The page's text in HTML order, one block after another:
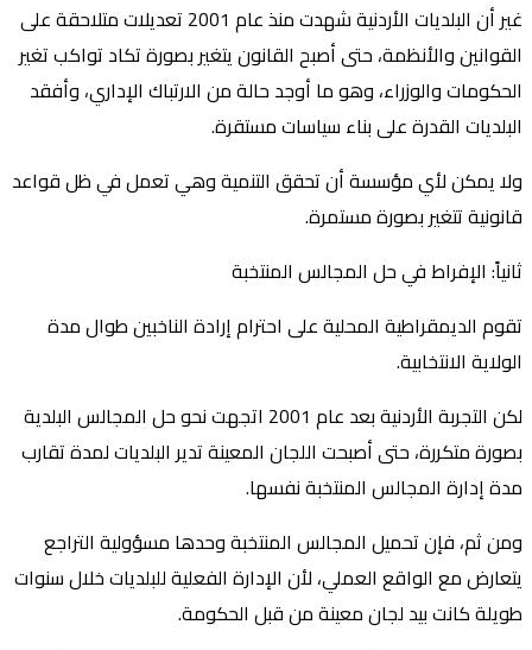
غير أن البلديات الأردنية شهدت منذ عام 2001 تعديلات متلاحقة على
القوانين والأنظمة، حتى أصبح القانون يتغير بصورة تكاد تواكب تغير
الحكومات والوزراء، وهو ما أوجد حالة من الارتباك الإداري، وأفقد
البلديات القدرة على بناء سياسات مستقرة.
ولا يمكن لأي مؤسسة أن تحقق التنمية وهي تعمل في ظل قواعد
قانونية تتغير بصورة مستمرة.
ثانياً: الإفراط في حل المجالس المنتخبة
تقوم الديمقراطية المحلية على احترام إرادة الناخبين طوال مدة
الولاية الانتخابية.
لكن التجربة الأردنية بعد عام 2001 اتجهت نحو حل المجالس البلدية
بصورة متكررة، حتى أصبحت اللجان المعينة تدير البلديات لمدة تقارب
مدة إدارة المجالس المنتخبة نفسها.
ومن ثم، فإن تحميل المجالس المنتخبة وحدها مسؤولية التراجع
يتعارض مع الواقع العملي، لأن الإدارة الفعلية للبلديات خلال سنوات
طويلة كانت بيد لجان معينة من قبل الحكومة.